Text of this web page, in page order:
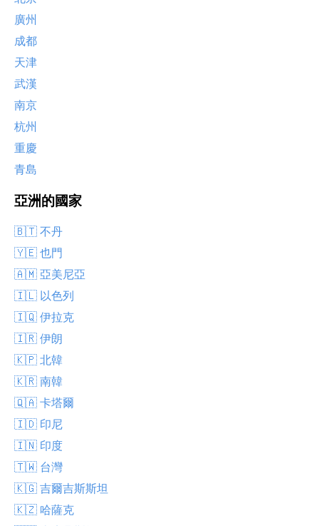
廣州
成都
天津
武漢
南京
杭州
重慶
青島
亞洲的國家
🇧🇹 不丹
🇾🇪 也門
🇦🇲 亞美尼亞
🇮🇱 以色列
🇮🇶 伊拉克
🇮🇷 伊朗
🇰🇵 北韓
🇰🇷 南韓
🇶🇦 卡塔爾
🇮🇩 印尼
🇮🇳 印度
🇹🇼 台灣
🇰🇬 吉爾吉斯斯坦
🇰🇿 哈薩克